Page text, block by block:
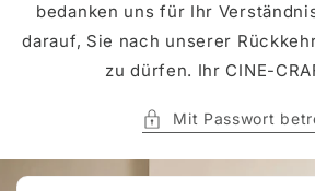
bedanken uns für Ihr
darauf, Sie nach unserer
zu dürfen. Ihr CINE-
Mit Passwort